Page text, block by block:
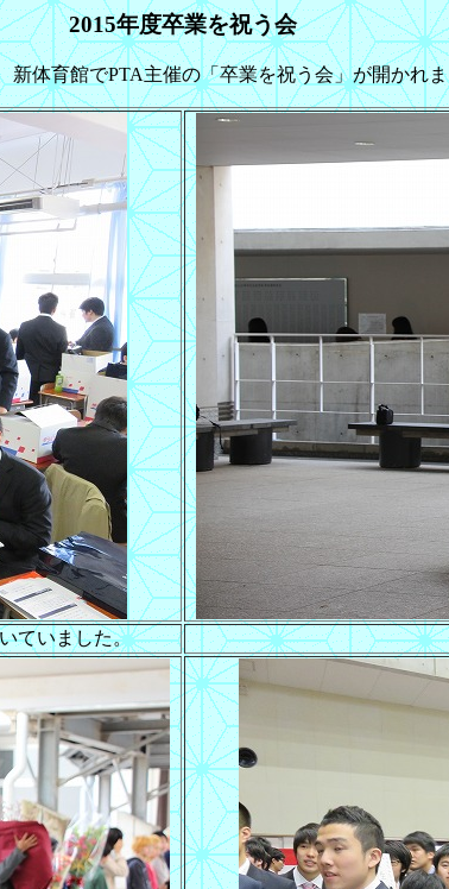
2015年度卒業を祝う会
新体育館でPTA主催の「卒業を祝う会」が開かれ
ていました。